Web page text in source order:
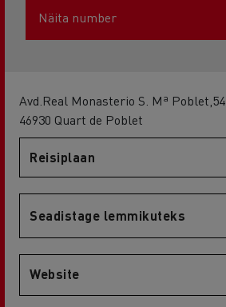
Näita number
Avd.Real Monasterio S. Mª Poblet,54
46930 Quart de Poblet
Reisiplaan
Seadistage lemmikuteks
Website